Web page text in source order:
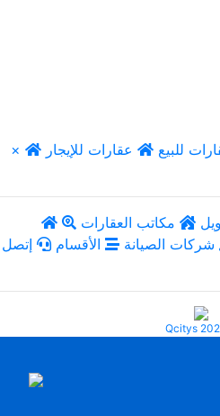
× للبيع
عقارات للإيجار
مكاتب العقارات
شركات الصيانة الأقسام
إتصل
Qcitys